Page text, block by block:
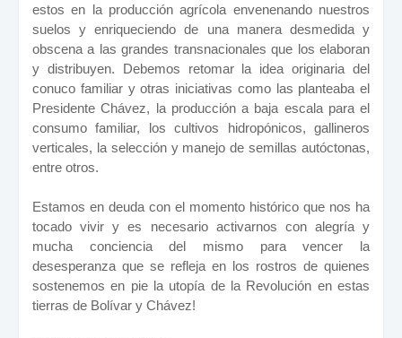
estos en la producción agrícola envenenando nuestros
suelos y enriqueciendo de una manera desmedida y
obscena a las grandes transnacionales que los elaboran
y distribuyen. Debemos retomar la idea originaria del
conuco familiar y otras iniciativas como las planteaba el
Presidente Chávez, la producción a baja escala para el
consumo familiar, los cultivos hidropónicos, gallineros
verticales, la selección y manejo de semillas autóctonas,
entre otros.
Estamos en deuda con el momento histórico que nos ha
tocado vivir y es necesario activarnos con alegría y
mucha conciencia del mismo para vencer la
desesperanza que se refleja en los rostros de quienes
sostenemos en pie la utopía de la Revolución en estas
tierras de Bolívar y Chávez!